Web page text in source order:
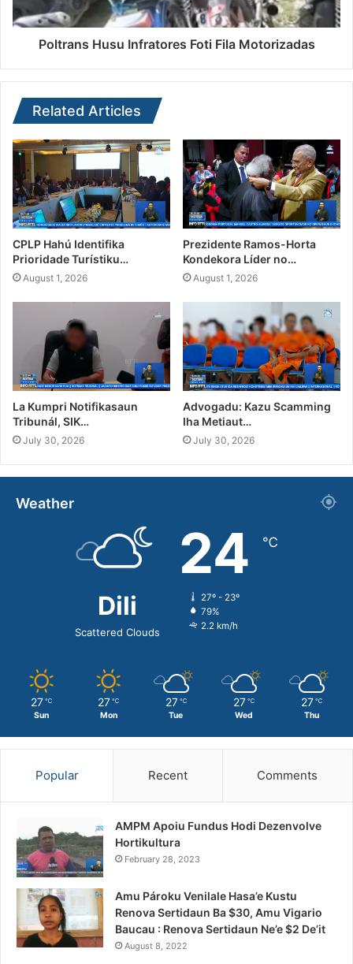
Poltrans Husu Infratores Foti Fila Motorizadas
Related Articles
CPLP Hahú Identifika
Prioridade Turístiku…
August 1, 2026
Prezidente Ramos-Horta
Kondekora Líder no…
August 1, 2026
La Kumpri Notifikasaun
Tribunál, SIK…
July 30, 2026
Advogadu: Kazu Scamming
Iha Metiaut…
July 30, 2026
Weather
Dili
Scattered Clouds
24 ℃
27º - 23º
79%
2.2 km/h
27 ℃
Sun
27 ℃
Mon
27 ℃
Tue
27 ℃
Wed
27 ℃
Thu
Popular Recent Comments
AMPM Apoiu Fundus Hodi Dezenvolve
Hortikultura
February 28, 2023
Amu Pároku Venilale Hasa’e Kustu
Renova Sertidaun Ba $30, Amu Vigario
Baucau : Renova Sertidaun Ne’e $2 De’it
August 8, 2022